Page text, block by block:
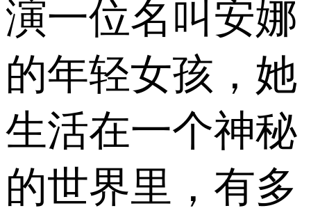
演一位名叫安娜
的年轻女孩，她
生活在一个神秘
的世界里，有多